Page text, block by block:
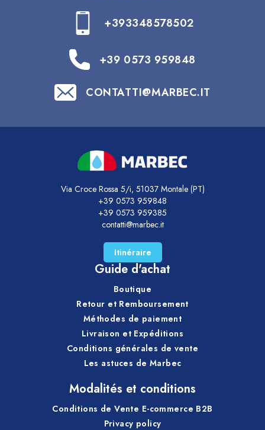
+393348578502
+39 0573 959848
CONTATTI@MARBEC.IT
Via Croce Rossa 5/i, 51037 Montale (PT)
+39 0573 959848
+39 0573 959385
contatti@marbec.it
Itinéraire
Guide d'achat
Boutique
Retour et Remboursement
Méthodes de paiement
Livraison et Expéditions
Conditions générales de vente
Les astuces de Marbec
Modalités et conditions
Conditions de Vente E-commerce B2B
Privacy policy